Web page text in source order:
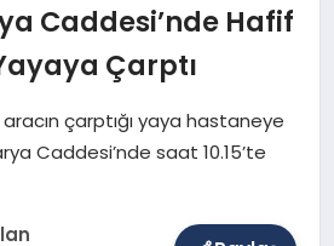
Caddesi’nde Hafif
Çarptı
çarptığı yaya hastaneye
Caddesi’nde saat 10.15’te